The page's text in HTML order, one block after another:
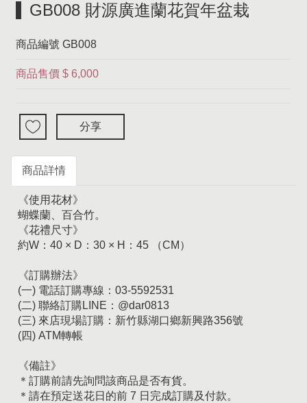
GB008 財源廣進蘭花賀年盆栽
商品編號 GB008
商品售價 $ 6,000
分享
商品詳情
《使用花材》
蝴蝶蘭、百合竹。
《花禮尺寸》
約W：40 × D：30 × H：45 （CM）
《訂購辦法》
(一) 電話訂購專線：03-5592531
(二) 聯絡訂購LINE：@dar0813
(三) 來店現場訂購：新竹縣湖口鄉新興路356號
(四) ATM轉帳
《備註》
＊訂購前請先詢問該商品是否有貨。
＊請在預定送花日的前 7 日完成訂購及付款。